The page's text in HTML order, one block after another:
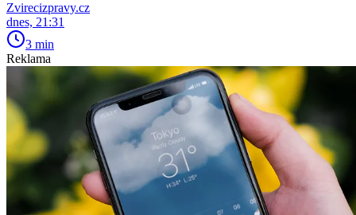
Zvirecizpravy.cz
dnes, 21:31
3 min
Reklama